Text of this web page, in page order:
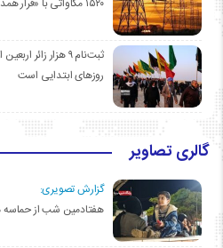
ثبت‌نام ۹ هزار زائر
روزهای ابتدایی است
گالری تصاویر
گزارش تصویری:
هفتادمین شب از حماسه